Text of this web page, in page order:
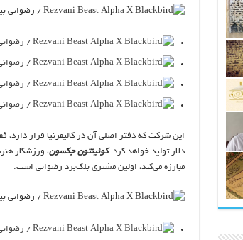
دلار تولید خواهد کرد.کوئینتون جکسون
مبارزه می‌کند، اولین مشتری بلک‌برد رضوانی است.